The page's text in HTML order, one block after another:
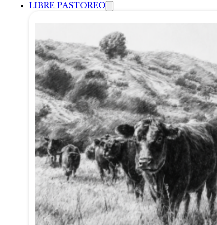
LIBRE PASTOREO